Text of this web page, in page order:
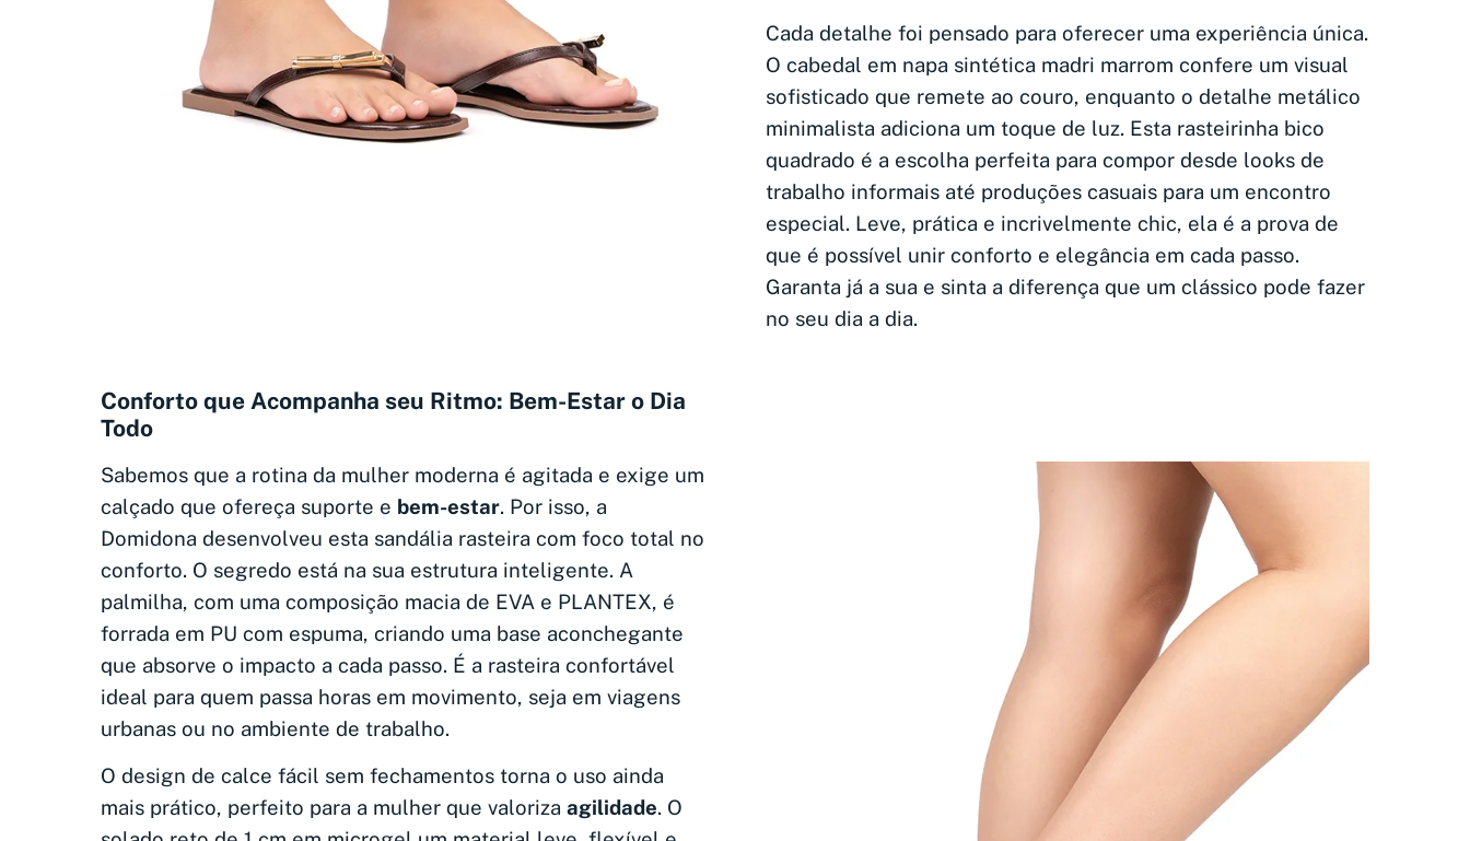
Cada detalhe foi pensado para oferecer uma experiência única.
O cabedal em napa sintética madri marrom confere um visual
sofisticado que remete ao couro, enquanto o detalhe metálico
minimalista adiciona um toque de luz. Esta rasteirinha bico
quadrado é a escolha perfeita para compor desde looks de
trabalho informais até produções casuais para um encontro
especial. Leve, prática e incrivelmente chic, ela é a prova de
que é possível unir conforto e elegância em cada passo.
Garanta já a sua e sinta a diferença que um clássico pode fazer
no seu dia a dia.
Conforto que Acompanha seu Ritmo: Bem-Estar o Dia
Todo
Sabemos que a rotina da mulher moderna é agitada e exige um
calçado que ofereça suporte e bem-estar. Por isso, a
Domidona desenvolveu esta sandália rasteira com foco total no
conforto. O segredo está na sua estrutura inteligente. A
palmilha, com uma composição macia de EVA e PLANTEX, é
forrada em PU com espuma, criando uma base aconchegante
que absorve o impacto a cada passo. É a rasteira confortável
ideal para quem passa horas em movimento, seja em viagens
urbanas ou no ambiente de trabalho.
O design de calce fácil sem fechamentos torna o uso ainda
mais prático, perfeito para a mulher que valoriza agilidade. O